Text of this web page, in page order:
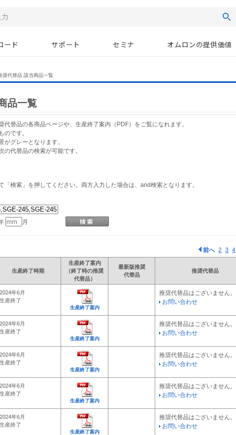
ード サポート セミナ オムロンの提供価値
奨代替品 該当商品一覧
品一覧
替品の各商品ページや、生産終了案内（PDF）をご覧になれます。
のです。
グレーとなります。
の代替品の検索が可能です。
検索」を押してください。両方入力した場合は、and検索となります。
月
前へ 2 3 4
生産終了時期
生産終了案内
（終了時の推奨
代替品）
最新版推奨
代替品
推奨代替品
2024年6月
生産終了
生産終了案内
推奨代替品はございません。
お問い合わせ
2024年6月
生産終了
生産終了案内
推奨代替品はございません。
お問い合わせ
2024年6月
生産終了
生産終了案内
推奨代替品はございません。
お問い合わせ
2024年6月
生産終了
生産終了案内
推奨代替品はございません。
お問い合わせ
2024年6月
生産終了
生産終了案内
推奨代替品はございません。
お問い合わせ